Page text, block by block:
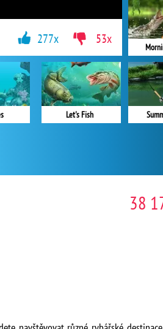
Let's Fish
277x 53x
38